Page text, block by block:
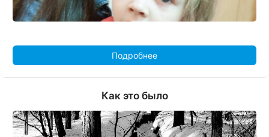
Подробнее
Как это было